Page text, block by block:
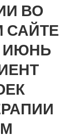
ВО
САЙТЕ
ИЮНЬ